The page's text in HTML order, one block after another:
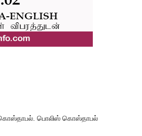
கொஸ்தாபல். பொலிஸ் கொஸ்தாபல்